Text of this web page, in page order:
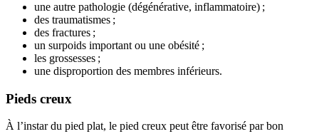
une autre pathologie (dégénérative, inflammatoire) ;
des traumatismes ;
des fractures ;
un surpoids important ou une obésité ;
les grossesses ;
une disproportion des membres inférieurs.
Pieds creux
À l’instar du pied plat, le pied creux peut être favorisé par bon